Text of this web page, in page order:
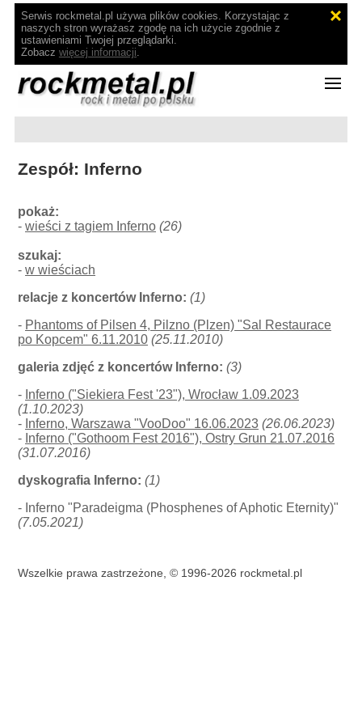
Serwis rockmetal.pl używa plików cookies. Korzystając z
naszych stron wyrażasz zgodę na ich użycie zgodnie z
ustawieniami Twojej przeglądarki.
Zobacz więcej informacji.
Zespół: Inferno
pokaż:
-wieści z tagiem Inferno (26)
szukaj:
-w wieściach
relacje z koncertów Inferno: (1)
- Phantoms of Pilsen 4, Pilzno (Plzen) "Sal Restaurace
po Kopcem" 6.11.2010 (25.11.2010)
galeria zdjęć z koncertów Inferno: (3)
- Inferno ("Siekiera Fest '23"), Wrocław 1.09.2023
(1.10.2023)
- Inferno, Warszawa "VooDoo" 16.06.2023 (26.06.2023)
- Inferno ("Gothoom Fest 2016"), Ostry Grun 21.07.2016
(31.07.2016)
dyskografia Inferno: (1)
- Inferno "Paradeigma (Phosphenes of Aphotic Eternity)"
(7.05.2021)
Wszelkie prawa zastrzeżone, © 1996-2026 rockmetal.pl